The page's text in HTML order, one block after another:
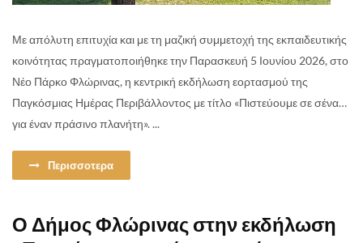
Με απόλυτη επιτυχία και με τη μαζική συμμετοχή της εκπαιδευτικής
κοινότητας πραγματοποιήθηκε την Παρασκευή 5 Ιουνίου 2026, στο
Νέο Πάρκο Φλώρινας, η κεντρική εκδήλωση εορτασμού της
Παγκόσμιας Ημέρας Περιβάλλοντος με τίτλο «Πιστεύουμε σε σένα…
για έναν πράσινο πλανήτη». ...
Περισσοτερα
Ο Δήμος Φλώρινας στην εκδήλωση